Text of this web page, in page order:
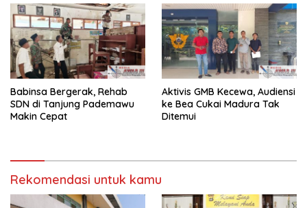
Babinsa Bergerak, Rehab
SDN di Tanjung Pademawu
Makin Cepat
Aktivis GMB Kecewa, Audiensi
ke Bea Cukai Madura Tak
Ditemui
Rekomendasi untuk kamu